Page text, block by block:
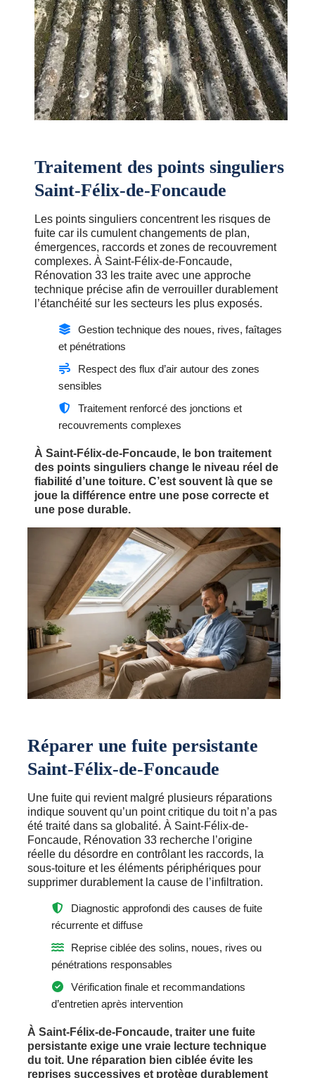
Traitement des points singuliers
Saint-Félix-de-Foncaude
Les points singuliers concentrent les risques de
fuite car ils cumulent changements de plan,
émergences, raccords et zones de recouvrement
complexes. À Saint-Félix-de-Foncaude,
Rénovation 33 les traite avec une approche
technique précise afin de verrouiller durablement
l’étanchéité sur les secteurs les plus exposés.
Gestion technique des noues, rives, faîtages
et pénétrations
Respect des flux d’air autour des zones
sensibles
Traitement renforcé des jonctions et
recouvrements complexes
À Saint-Félix-de-Foncaude, le bon traitement
des points singuliers change le niveau réel de
fiabilité d’une toiture. C’est souvent là que se
joue la différence entre une pose correcte et
une pose durable.
Réparer une fuite persistante
Saint-Félix-de-Foncaude
Une fuite qui revient malgré plusieurs réparations
indique souvent qu’un point critique du toit n’a pas
été traité dans sa globalité. À Saint-Félix-de-
Foncaude, Rénovation 33 recherche l’origine
réelle du désordre en contrôlant les raccords, la
sous-toiture et les éléments périphériques pour
supprimer durablement la cause de l’infiltration.
Diagnostic approfondi des causes de fuite
récurrente et diffuse
Reprise ciblée des solins, noues, rives ou
pénétrations responsables
Vérification finale et recommandations
d’entretien après intervention
À Saint-Félix-de-Foncaude, traiter une fuite
persistante exige une vraie lecture technique
du toit. Une réparation bien ciblée évite les
reprises successives et protège durablement